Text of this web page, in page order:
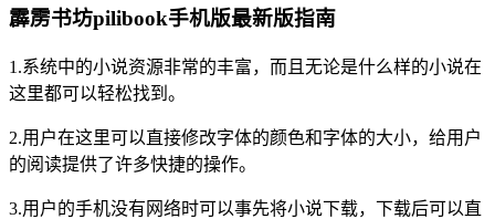
霹雳书坊pilibook手机版最新版指南
1.系统中的小说资源非常的丰富，而且无论是什么样的小说在
这里都可以轻松找到。
2.用户在这里可以直接修改字体的颜色和字体的大小，给用户
的阅读提供了许多快捷的操作。
3.用户的手机没有网络时可以事先将小说下载，下载后可以直